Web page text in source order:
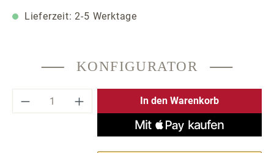
Lieferzeit: 2-5 Werktage
KONFIGURATOR
Produkt Anzahl: Gib den gewünschten
In den Warenkorb